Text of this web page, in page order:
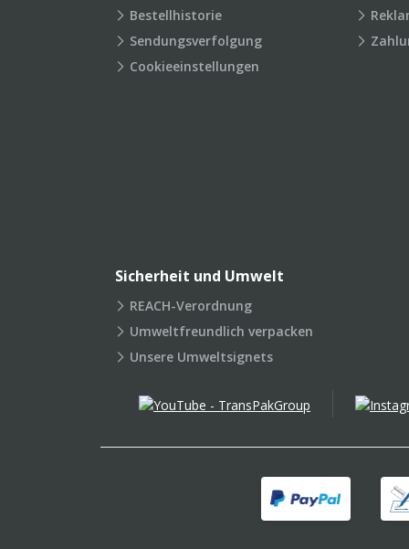
Bestellhistorie
Sendungsverfolgung
Cookieeinstellungen
Sicherheit und Umwelt
REACH-Verordnung
Umweltfreundlich verpacken
Unsere Umweltsignets